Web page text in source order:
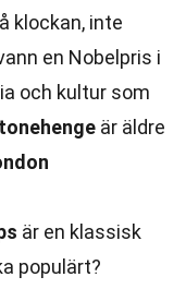
klockan, inte
en Nobelpris i
och kultur som
är äldre
är en klassisk
populärt?